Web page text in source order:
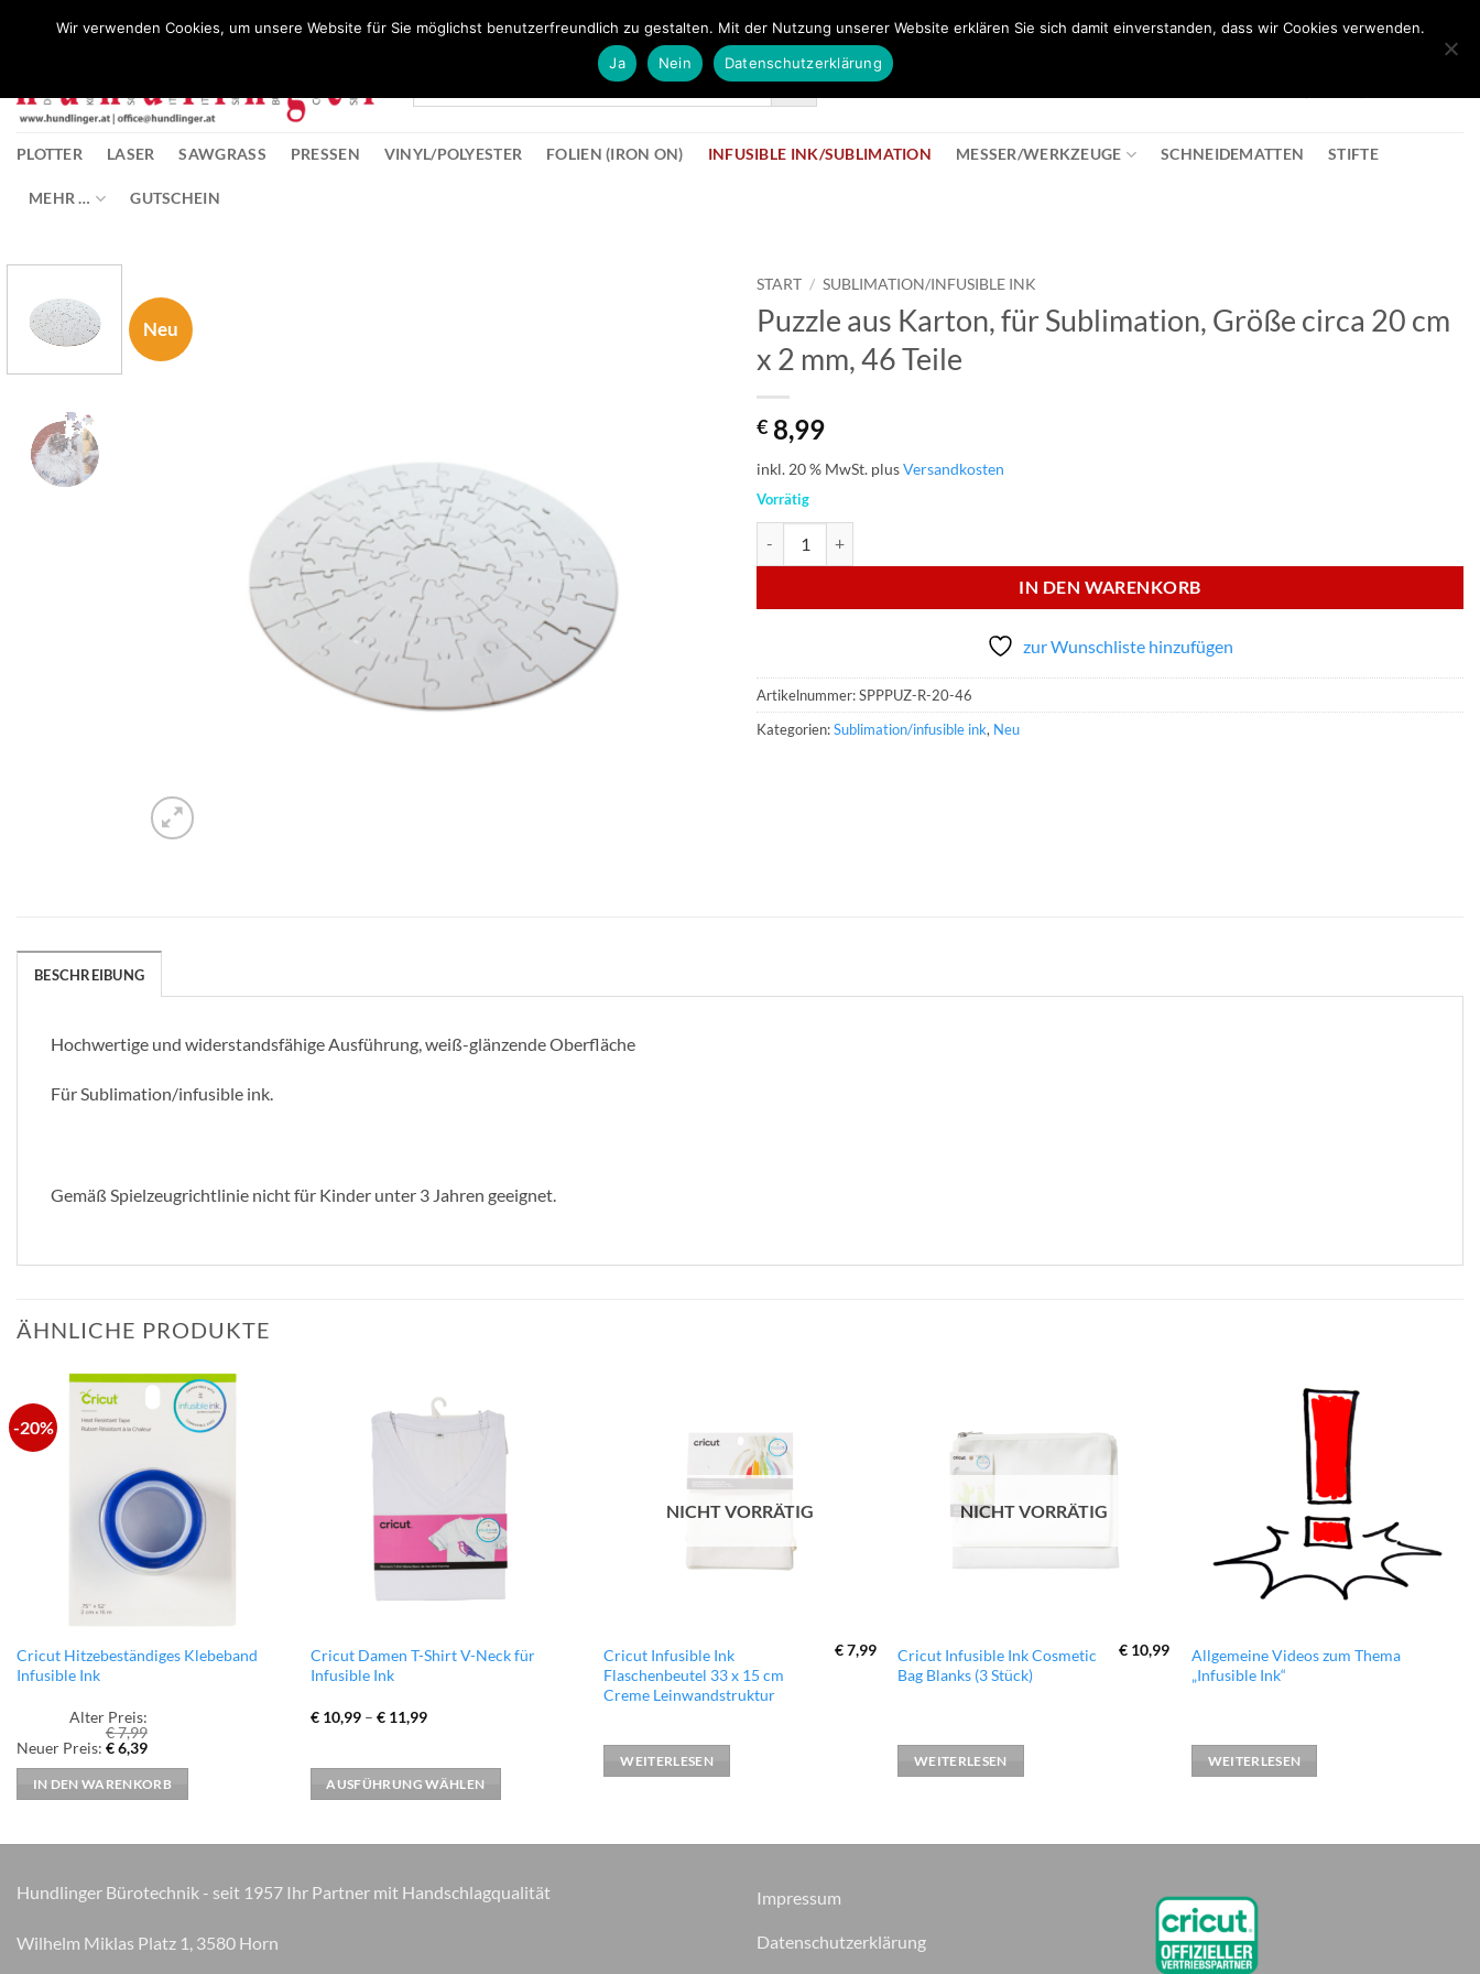
PLOTTER LASER SAWGRASS PRESSEN VINYL/POLYESTER FOLIEN (IRON ON) INFUSIBLE INK/SUBLIMATION MESSER/WERKZEUGE SCHNEIDEMATTEN STIFTE
MEHR … GUTSCHEIN
Neu
START / SUBLIMATION/INFUSIBLE INK
Puzzle aus Karton, für Sublimation, Größe circa 20 cm
x 2 mm, 46 Teile
€ 8,99
inkl. 20 % MwSt. plusVersandkosten
Vorrätig
IN DEN WARENKORB
zur Wunschliste hinzufügen
Artikelnummer:SPPPUZ-R-20-46
Kategorien:Sublimation/infusible ink, Neu
BESCHREIBUNG
Hochwertige und widerstandsfähige Ausführung, weiß-glänzende Oberfläche
Für Sublimation/infusible ink.
Gemäß Spielzeugrichtlinie nicht für Kinder unter 3 Jahren geeignet.
ÄHNLICHE PRODUKTE
-20%
Cricut Hitzebeständiges Klebeband
Infusible Ink
Alter Preis:
€7,99
Ursprünglicher
war:
€ 7,99
Neuer Preis: €6,39Aktueller
ist:
€ 6,39.
IN DEN WARENKORB
Wunschliste
Cricut Damen T-Shirt V-Neck für
Infusible Ink
€10,99– €11,99
AUSFÜHRUNG WÄHLEN
Dieses
Produkt
mehrere
auf.
Die
hinzufügen
NICHT VORRÄTIG
Cricut Infusible Ink
Flaschenbeutel 33 x 15 cm
Creme Leinwandstruktur
€7,99
WEITERLESEN
Wunschliste
hinzufügen
NICHT VORRÄTIG
Cricut Infusible Ink Cosmetic
Bag Blanks (3 Stück)
€ 10,99
WEITERLESEN
Allgemeine Videos zum Thema
„Infusible Ink“
WEITERLESEN
Hundlinger Bürotechnik - seit 1957 Ihr Partner mit Handschlagqualität
Wilhelm Miklas Platz 1, 3580 Horn
Impressum
Datenschutzerklärung
Wir verwenden Cookies, um unsere Website für Sie möglichst benutzerfreundlich zu gestalten. Mit der Nutzung unserer Website erklären Sie sich damit einverstanden, dass wir Cookies verwenden.
Ja
Nein Datenschutzerklärung